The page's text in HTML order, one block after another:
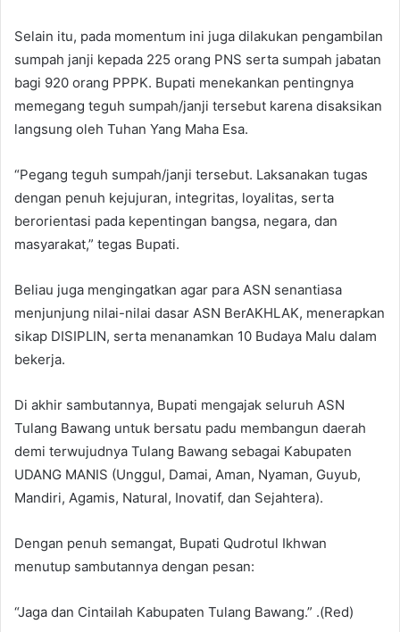
Selain itu, pada momentum ini juga dilakukan pengambilan
sumpah janji kepada 225 orang PNS serta sumpah jabatan
bagi 920 orang PPPK. Bupati menekankan pentingnya
memegang teguh sumpah/janji tersebut karena disaksikan
langsung oleh Tuhan Yang Maha Esa.
“Pegang teguh sumpah/janji tersebut. Laksanakan tugas
dengan penuh kejujuran, integritas, loyalitas, serta
berorientasi pada kepentingan bangsa, negara, dan
masyarakat,” tegas Bupati.
Beliau juga mengingatkan agar para ASN senantiasa
menjunjung nilai-nilai dasar ASN BerAKHLAK, menerapkan
sikap DISIPLIN, serta menanamkan 10 Budaya Malu dalam
bekerja.
Di akhir sambutannya, Bupati mengajak seluruh ASN
Tulang Bawang untuk bersatu padu membangun daerah
demi terwujudnya Tulang Bawang sebagai Kabupaten
UDANG MANIS (Unggul, Damai, Aman, Nyaman, Guyub,
Mandiri, Agamis, Natural, Inovatif, dan Sejahtera).
Dengan penuh semangat, Bupati Qudrotul Ikhwan
menutup sambutannya dengan pesan:
“Jaga dan Cintailah Kabupaten Tulang Bawang.” .(Red)